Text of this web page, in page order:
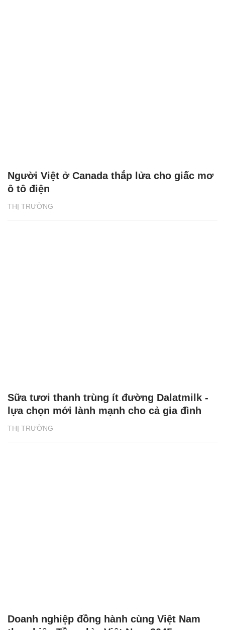
THỊ TRƯỜNG
Người Việt ở Canada thắp lửa cho giấc mơ
ô tô điện
THỊ TRƯỜNG
Sữa tươi thanh trùng ít đường Dalatmilk -
lựa chọn mới lành mạnh cho cả gia đình
Doanh nghiệp đồng hành cùng Việt Nam